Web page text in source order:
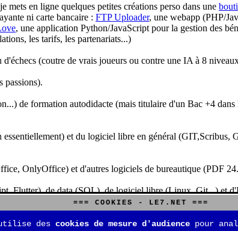
mets en ligne quelques petites créations perso dans une
ni carte bancaire : FTP Uploader, une webapp (PHP/
, une application Python/JavaScript pour la gestion des
les tarifs, les partenariats...)
(coutre de vrais joueurs ou contre une IA à 8
passions).
de formation autodidacte (mais titulaire d'un Bac +4
et du logiciel libre en général
OnlyOffice) et d'autres logiciels de bureautique (PDF
Flutter), de data (SQL), de logiciel libre (Linux, Git...) et
aussi aux jeux de stratégie (Echecs, Go, Quarto,
=== COOKIES - LE7.NET ===
des cookies de mesure d'audience pour